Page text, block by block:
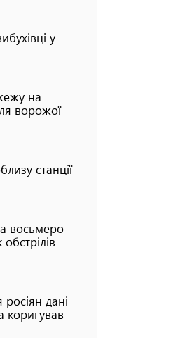
у
на
ворожої
станції
восьмеро
дані
коригував